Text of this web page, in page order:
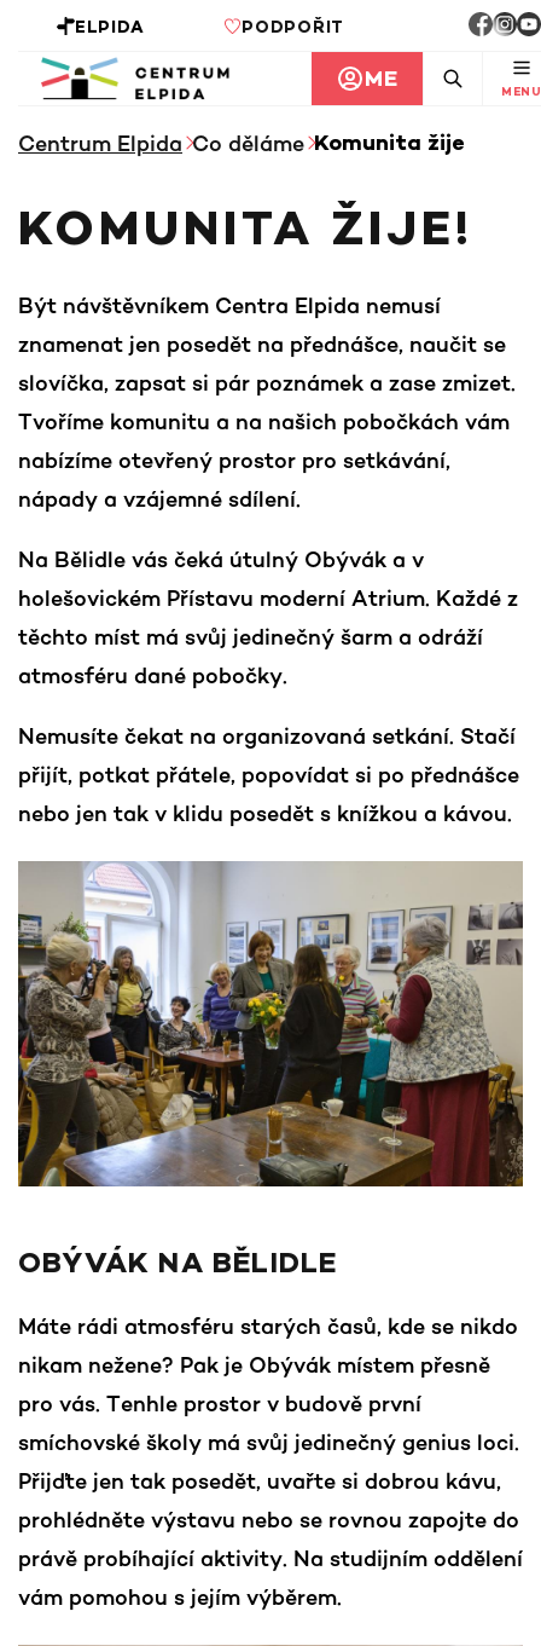
ELPIDA PODPOŘIT
ME MENU
Centrum Elpida Co děláme Komunita žije
KOMUNITA ŽIJE!
Být návštěvníkem Centra Elpida nemusí
znamenat jen posedět na přednášce, naučit se
slovíčka, zapsat si pár poznámek a zase zmizet.
Tvoříme komunitu a na našich pobočkách vám
nabízíme otevřený prostor pro setkávání,
nápady a vzájemné sdílení.
Na Bělidle vás čeká útulný Obývák a v
holešovickém Přístavu moderní Atrium. Každé z
těchto míst má svůj jedinečný šarm a odráží
atmosféru dané pobočky.
Nemusíte čekat na organizovaná setkání. Stačí
přijít, potkat přátele, popovídat si po přednášce
nebo jen tak v klidu posedět s knížkou a kávou.
OBÝVÁK NA BĚLIDLE
Máte rádi atmosféru starých časů, kde se nikdo
nikam nežene? Pak je Obývák místem přesně
pro vás. Tenhle prostor v budově první
smíchovské školy má svůj jedinečný genius loci.
Přijďte jen tak posedět, uvařte si dobrou kávu,
prohlédněte výstavu nebo se rovnou zapojte do
právě probíhající aktivity. Na studijním oddělení
vám pomohou s jejím výběrem.